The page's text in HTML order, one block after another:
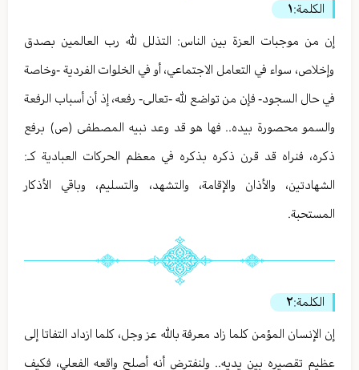
الكلمة:١
إن من موجبات العزة بين الناس: التذلل لله رب العالمين بصدق
وإخلاص، سواء في التعامل الاجتماعي، أو في الخلوات الفردية -وخاصة
في حال السجود- فإن من تواضع لله -تعالى- رفعه، إذ أن أسباب الرفعة
والسمو محصورة بيده.. فها هو قد وعد نبيه المصطفى (ص) برفع
ذكره، فنراه قد قرن ذكره بذكره في معظم الحركات العبادية كـ:
الشهادتين، والأذان والإقامة، والتشهد، والتسليم، وباقي الأذكار
المستحبة.
الكلمة:٢
إن الإنسان المؤمن كلما زاد معرفة بالله عز وجل، كلما ازداد التفاتا إلى
عظيم تقصيره بين يديه.. ولنفترض أنه أصلح واقعه الفعلي، فكيف